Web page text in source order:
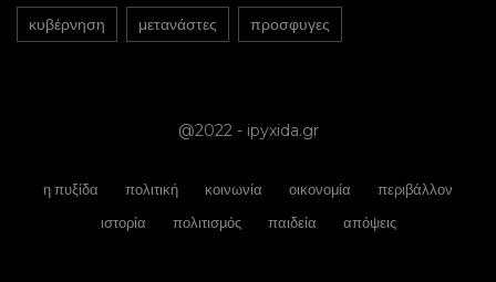
κυβέρνηση μετανάστες προσφυγες
@2022 - ipyxida.gr
η πυξίδα πολιτική κοινωνία οικονομία
περιβάλλον
ιστορία
πολιτισμός παιδεία απόψεις